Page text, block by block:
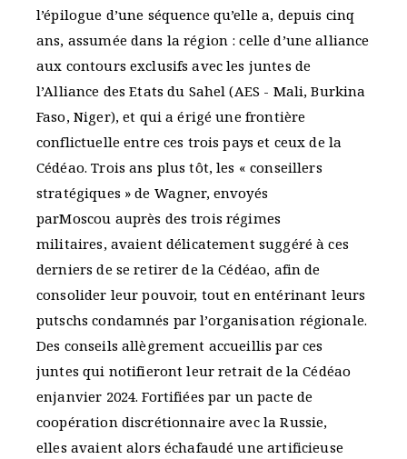
l’épilogue d’une séquence qu’elle a, depuis cinq
ans, assumée dans la région : celle d’une alliance
aux contours exclusifs avec les juntes de
l’Alliance des Etats du Sahel (AES - Mali, Burkina
Faso, Niger), et qui a érigé une frontière
conflictuelle entre ces trois pays et ceux de la
Cédéao. Trois ans plus tôt, les « conseillers
stratégiques » de Wagner, envoyés
parMoscou auprès des trois régimes
militaires, avaient délicatement suggéré à ces
derniers de se retirer de la Cédéao, afin de
consolider leur pouvoir, tout en entérinant leurs
putschs condamnés par l’organisation régionale.
Des conseils allègrement accueillis par ces
juntes qui notifieront leur retrait de la Cédéao
enjanvier 2024. Fortifiées par un pacte de
coopération discrétionnaire avec la Russie,
elles avaient alors échafaudé une artificieuse